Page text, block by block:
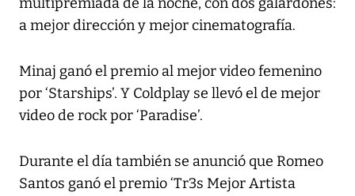
multipremiada de la noche, con dos galardones:
a mejor dirección y mejor cinematografía.
Minaj ganó el premio al mejor video femenino
por ‘Starships’. Y Coldplay se llevó el de mejor
video de rock por ‘Paradise’.
Durante el día también se anunció que Romeo
Santos ganó el premio ‘Tr3s Mejor Artista